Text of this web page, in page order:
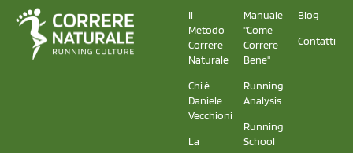
Il
Metodo
Correre
Naturale
Chi è
Daniele
Vecchioni
La
Manuale
"Come
Correre
Bene"
Running
Analysis
Running
School
Blog
Contatti